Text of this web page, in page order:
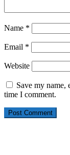
Name *
Email *
Website
Save my name,
time I comment.